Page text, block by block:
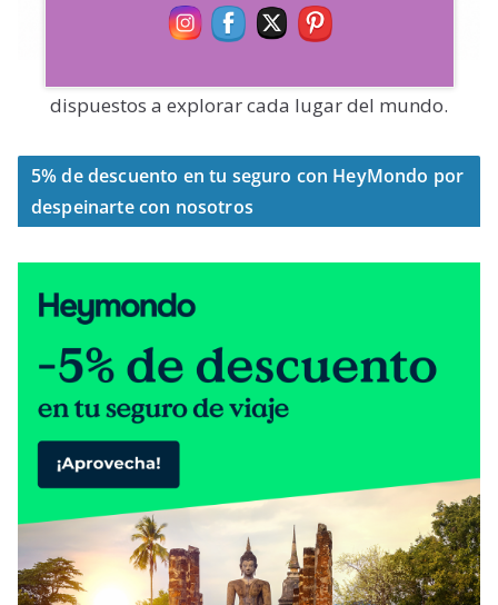
dispuestos a explorar cada lugar del mundo.
5% de descuento en tu seguro con HeyMondo por
despeinarte con nosotros